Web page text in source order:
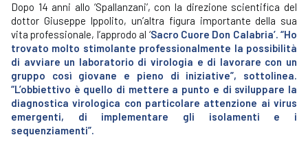
Dopo 14 anni allo ‘Spallanzani’, con la direzione scientifica del
dottor Giuseppe Ippolito, un’altra figura importante della sua
vita professionale, l’approdo al ‘Sacro Cuore Don Calabria’. “Ho
trovato molto stimolante professionalmente la possibilità
di avviare un laboratorio di virologia e di lavorare con un
gruppo così giovane e pieno di iniziative”, sottolinea.
“L’obbiettivo è quello di mettere a punto e di sviluppare la
diagnostica virologica con particolare attenzione ai virus
emergenti, di implementare gli isolamenti e i
sequenziamenti”.